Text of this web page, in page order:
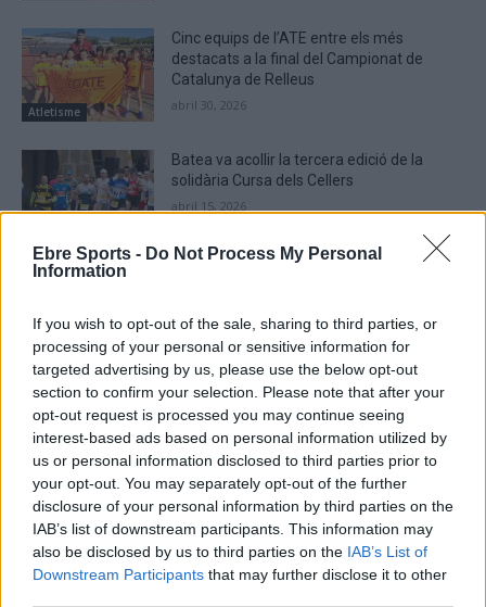
Ebre Sports - Do Not Process My Personal
Information
If you wish to opt-out of the sale, sharing to third parties, or
processing of your personal or sensitive information for
targeted advertising by us, please use the below opt-out
section to confirm your selection. Please note that after your
opt-out request is processed you may continue seeing
interest-based ads based on personal information utilized by
us or personal information disclosed to third parties prior to
your opt-out. You may separately opt-out of the further
disclosure of your personal information by third parties on the
IAB’s list of downstream participants. This information may
also be disclosed by us to third parties on the IAB’s List of
Downstream Participants that may further disclose it to other
Atletisme
Cinc equips de l’ATE entre els més
destacats a la final del Campionat de
Catalunya de Relleus
abril 30, 2026
Batea va acollir la tercera edició de la
solidària Cursa dels Cellers
abril 15, 2026
DEIXA UNA RESPOSTA
Comentari: